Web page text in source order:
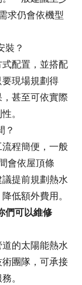
求仍會依機型
裝？
配置，並搭配
現場規劃得
甚至可依實際
。
？
程簡便，一般
會依屋頂條
提前規劃熱水
低額外費用。
們可以維修
的太陽能熱水
團隊，可承接
。